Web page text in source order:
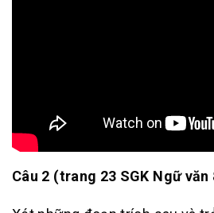
Câu 2 (trang 23 SGK Ngữ văn